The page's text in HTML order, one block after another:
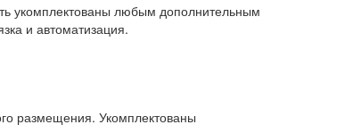
укомплектованы любым дополнительным
и автоматизация.
размещения. Укомплектованы